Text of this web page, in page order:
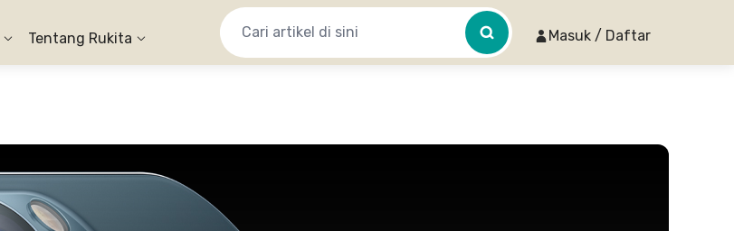
Tentang Rukita Masuk / Daftar